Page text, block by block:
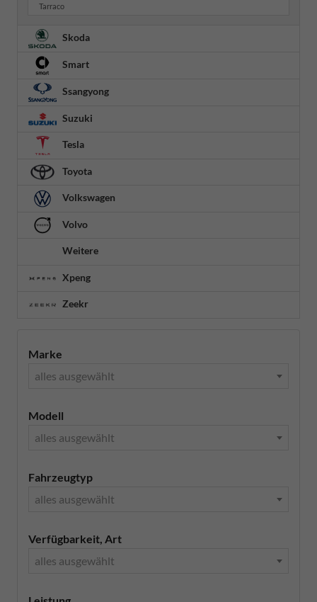
Tarraco
Skoda
Smart
Ssangyong
Suzuki
Tesla
Toyota
Volkswagen
Volvo
Weitere
Xpeng
Zeekr
Marke
alles ausgewählt
Modell
alles ausgewählt
Fahrzeugtyp
alles ausgewählt
Verfügbarkeit, Art
alles ausgewählt